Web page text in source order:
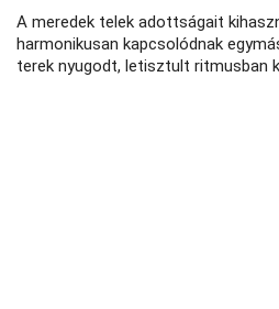
A meredek telek adottságait
harmonikusan kapcsolódnak
terek nyugodt, letisztult ritmusban